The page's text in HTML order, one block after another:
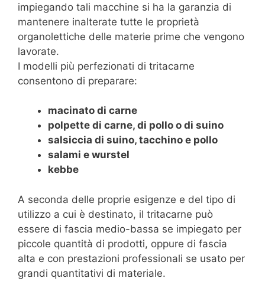
impiegando tali macchine si ha la garanzia di
mantenere inalterate tutte le proprietà
organolettiche delle materie prime che vengono
lavorate.
I modelli più perfezionati di tritacarne
consentono di preparare:
macinato di carne
polpette di carne, di pollo o di suino
salsiccia di suino, tacchino e pollo
salami e wurstel
kebbe
A seconda delle proprie esigenze e del tipo di
utilizzo a cui è destinato, il tritacarne può
essere di fascia medio-bassa se impiegato per
piccole quantità di prodotti, oppure di fascia
alta e con prestazioni professionali se usato per
grandi quantitativi di materiale.